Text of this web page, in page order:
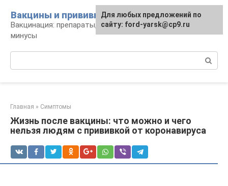
контенту
Вакцины и прививки
Вакцинация: препараты, график, плюсы и
минусы
Главная » Симптомы
Жизнь после вакцины: что можно и чего
нельзя людям с прививкой от коронавируса
Для любых предложений по
сайту: ford-yarsk@cp9.ru